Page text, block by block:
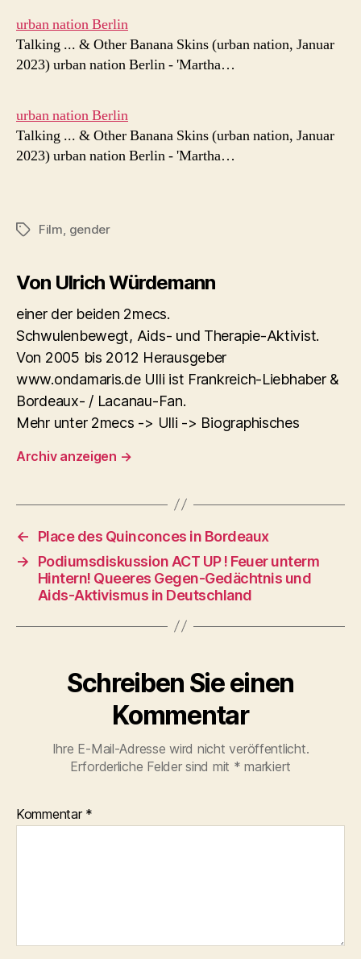
urban nation Berlin
Talking ... & Other Banana Skins (urban nation, Januar
2023) urban nation Berlin - 'Martha…
urban nation Berlin
Talking ... & Other Banana Skins (urban nation, Januar
2023) urban nation Berlin - 'Martha…
Schlagwörter
Film gender
Von Ulrich Würdemann
einer der beiden 2mecs.
Schwulenbewegt, Aids- und Therapie-Aktivist.
Von 2005 bis 2012 Herausgeber
www.ondamaris.de Ulli ist Frankreich-Liebhaber &
Bordeaux- / Lacanau-Fan.
Mehr unter 2mecs -> Ulli -> Biographisches
Archiv anzeigen →
←
Place des Quinconces in Bordeaux
→
Podiumsdiskussion ACT UP ! Feuer unterm
Hintern! Queeres Gegen-Gedächtnis und
Aids-Aktivismus in Deutschland
Schreiben Sie einen
Kommentar
Ihre E-Mail-Adresse wird nicht veröffentlicht.
Erforderliche Felder sind mit * markiert
Kommentar *